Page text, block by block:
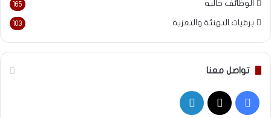
الوظائف خاليه 165
برقيات التهنئة والتعزية 103
تواصل معنا
فيسبوك لينكدإن